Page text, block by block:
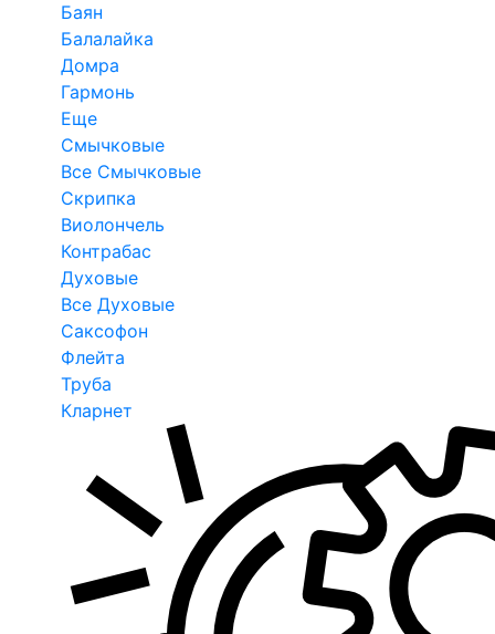
Баян
Балалайка
Домра
Гармонь
Еще
Смычковые
Все Смычковые
Скрипка
Виолончель
Контрабас
Духовые
Все Духовые
Саксофон
Флейта
Труба
Кларнет